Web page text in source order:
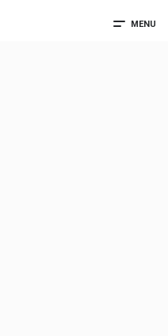
MENU